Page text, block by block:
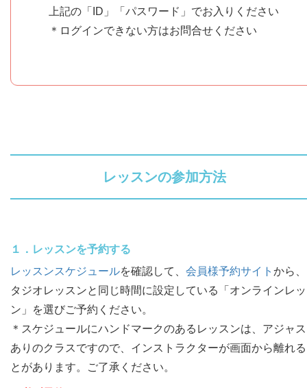
上記の「ID」「パスワード」でお入りください
＊ログインできない方はお問合せください
レッスンの参加方法
１．レッスンを予約する
レッスンスケジュールを確認して、 会員様予約サイト から
タジオレッスンと同じ時間に設定している「オンラインレ
ン」を選びご予約ください。
＊スケジュールにハンドマークのあるレッスンは、アジャ
ありのクラスですので、インストラクターが画面から離れ
とがあります。ご了承ください。